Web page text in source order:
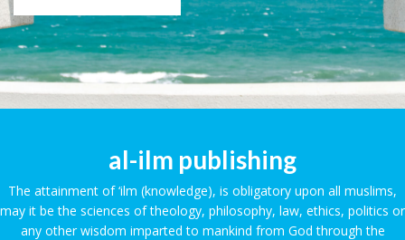
al-ilm publishing
The attainment of ‘ilm (knowledge), is obligatory upon all muslims,
may it be the sciences of theology, philosophy, law, ethics, politics or
any other wisdom imparted to mankind from God through the